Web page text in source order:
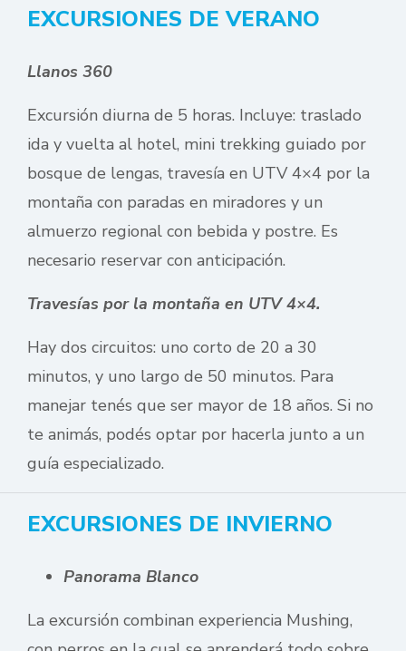
EXCURSIONES DE VERANO
Llanos 360
Excursión diurna de 5 horas. Incluye: traslado
ida y vuelta al hotel, mini trekking guiado por
bosque de lengas, travesía en UTV 4×4 por la
montaña con paradas en miradores y un
almuerzo regional con bebida y postre. Es
necesario reservar con anticipación.
Travesías por la montaña en UTV 4×4.
Hay dos circuitos: uno corto de 20 a 30
minutos, y uno largo de 50 minutos. Para
manejar tenés que ser mayor de 18 años. Si no
te animás, podés optar por hacerla junto a un
guía especializado.
EXCURSIONES DE INVIERNO
Panorama Blanco
La excursión combinan experiencia Mushing,